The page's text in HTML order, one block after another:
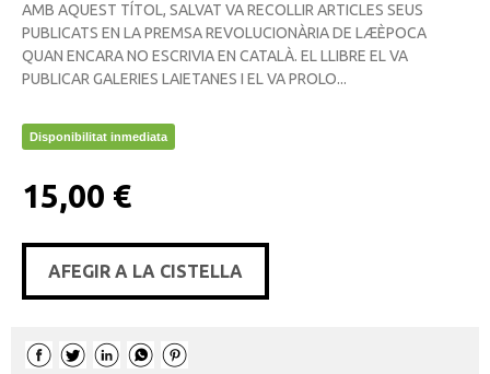
AMB AQUEST TÍTOL, SALVAT VA RECOLLIR ARTICLES SEUS
PUBLICATS EN LA PREMSA REVOLUCIONÀRIA DE LÆÈPOCA
QUAN ENCARA NO ESCRIVIA EN CATALÀ. EL LLIBRE EL VA
PUBLICAR GALERIES LAIETANES I EL VA PROLO...
Disponibilitat inmediata
15,00 €
AFEGIR A LA CISTELLA